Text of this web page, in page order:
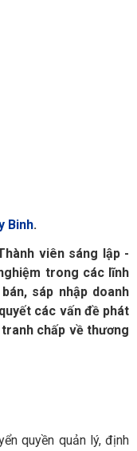
Binh.
viên sáng lập -
trong các lĩnh
sáp nhập doanh
các vấn đề phát
chấp về thương
quyền quản lý, định